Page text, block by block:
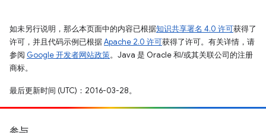
如未另行说明，那么本页面中的内容已根据知识共享署名 4.0 许可获得了
许可，并且代码示例已根据Apache 2.0 许可获得了许可。有关详情，请
参阅 Google 开发者网站政策。Java 是 Oracle 和/或其关联公司的注册
商标。
最后更新时间 (UTC)：2016-03-28。